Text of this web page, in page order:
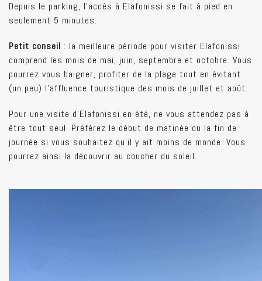
Depuis le parking, l’accès à Elafonissi se fait à pied en
seulement 5 minutes.
Petit conseil : la meilleure période pour visiter Elafonissi
comprend les mois de mai, juin, septembre et octobre. Vous
pourrez vous baigner, profiter de la plage tout en évitant
(un peu) l’affluence touristique des mois de juillet et août.
Pour une visite d’Elafonissi en été, ne vous attendez pas à
être tout seul. Préférez le début de matinée ou la fin de
journée si vous souhaitez qu’il y ait moins de monde. Vous
pourrez ainsi la découvrir au coucher du soleil.